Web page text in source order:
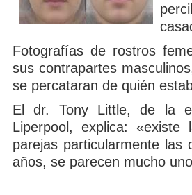
Fotografías de rostros
sus contrapartes
se percataran de quién
El dr. Tony Little, de la
Liperpool, explica:
parejas particularmente las
años, se parecen mucho